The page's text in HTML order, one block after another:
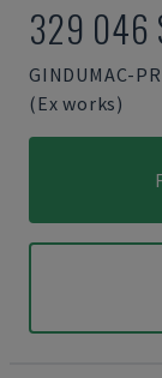
329 046
GINDUMAC-
(Ex works)